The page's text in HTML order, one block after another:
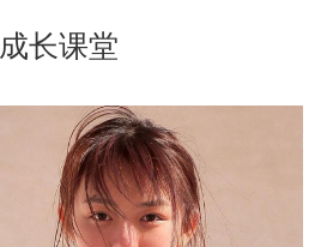
成长课堂